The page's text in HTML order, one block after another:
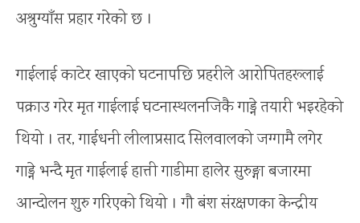
अश्रुग्याँस प्रहार गरेको छ ।
गाईलाई काटेर खाएको घटनापछि प्रहरीले आरोपितहरूलाई
पक्राउ गरेर मृत गाईलाई घटनास्थलनजिकै गाड्ने तयारी भइरहेको
थियो । तर, गाईधनी लीलाप्रसाद सिलवालको जग्गामै लगेर
गाड्ने भन्दै मृत गाईलाई हात्ती गाडीमा हालेर सुरुङ्गा बजारमा
आन्दोलन शुरु गरिएको थियो । गौ बंश संरक्षणका केन्द्रीय